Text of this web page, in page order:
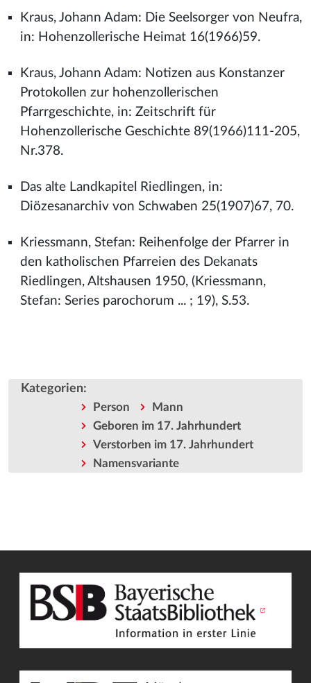
Kraus, Johann Adam: Die Seelsorger von Neufra,
in: Hohenzollerische Heimat 16(1966)59.
Kraus, Johann Adam: Notizen aus Konstanzer
Protokollen zur hohenzollerischen
Pfarrgeschichte, in: Zeitschrift für
Hohenzollerische Geschichte 89(1966)111-205,
Nr.378.
Das alte Landkapitel Riedlingen, in:
Diözesanarchiv von Schwaben 25(1907)67, 70.
Kriessmann, Stefan: Reihenfolge der Pfarrer in
den katholischen Pfarreien des Dekanats
Riedlingen, Altshausen 1950, (Kriessmann,
Stefan: Series parochorum ... ; 19), S.53.
Kategorien:
Person
Mann
Geboren im 17. Jahrhundert
Verstorben im 17. Jahrhundert
Namensvariante